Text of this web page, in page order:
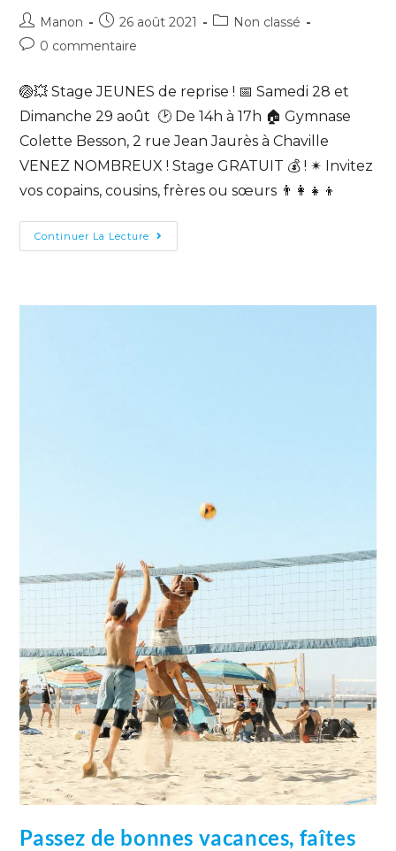
Manon 26 août 2021
Non classé
0 commentaire
🏐💥 Stage JEUNES de reprise ! 📅 Samedi 28 et
Dimanche 29 août 🕑 De 14h à 17h 🏠 Gymnase
Colette Besson, 2 rue Jean Jaurès à Chaville
VENEZ NOMBREUX ! Stage GRATUIT 💰 ! ✴ Invitez
vos copains, cousins, frères ou sœurs 👨‍👩‍👧‍👦
Continuer La Lecture
Passez de bonnes vacances, faîtes